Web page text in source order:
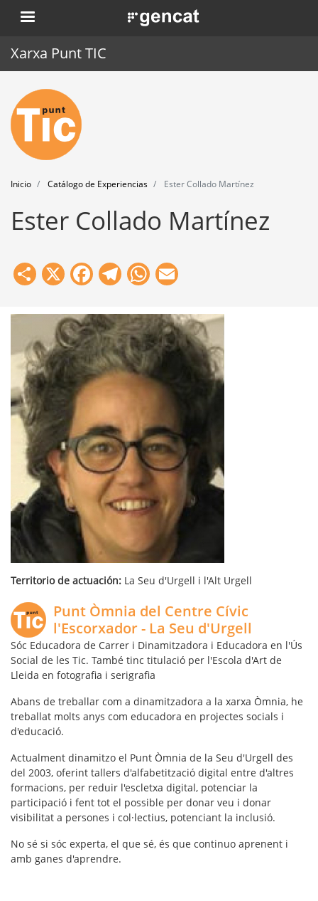
Pasar
al
. Obre en una nova finestra.
Xarxa Punt TIC
Inicio
Punt TIC
Actualidad
Agenda
Formación
Herramientas
Inicio Catálogo de Experiencias Ester Collado Martínez
Ester Collado Martínez
Share
X Facebook
Telegram
WhatsApp
Territorio de actuación: La Seu d'Urgell i l'Alt Urgell
Punt Òmnia del Centre Cívic
l'Escorxador - La Seu d'Urgell
Sóc Educadora de Carrer i Dinamitzadora i Educadora en l'Ús
Social de les Tic. També tinc titulació per l'Escola d'Art de
Lleida en fotografia i serigrafia
Abans de treballar com a dinamitzadora a la xarxa Òmnia, he
treballat molts anys com educadora en projectes socials i
d'educació.
Actualment dinamitzo el Punt Òmnia de la Seu d'Urgell des
del 2003, oferint tallers d'alfabetització digital entre d'altres
formacions, per reduir l'escletxa digital, potenciar la
participació i fent tot el possible per donar veu i donar
visibilitat a persones i col·lectius, potenciant la inclusió.
No sé si sóc experta, el que sé, és que continuo aprenent i
amb ganes d'aprendre.